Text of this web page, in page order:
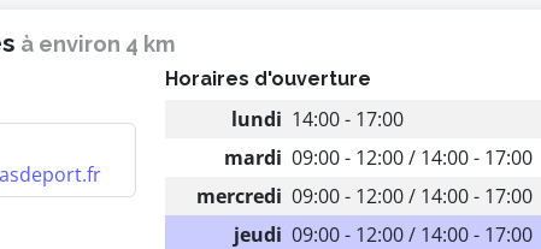
à environ 4 km
Horaires d'ouverture
lundi 14:00 - 17:00
mardi 09:00 - 12:00 / 14:00 - 17:00
mercredi 09:00 - 12:00 / 14:00 - 17:00
jeudi 09:00 - 12:00 / 14:00 - 17:00